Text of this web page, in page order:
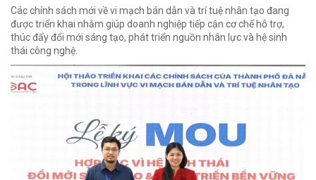
Các chính sách mới về vi mạch bán dẫn và trí tuệ nhân tạo đang
được triển khai nhằm giúp doanh nghiệp tiếp cận cơ chế hỗ trợ,
thúc đẩy đổi mới sáng tạo, phát triển nguồn nhân lực và hệ sinh
thái công nghệ.